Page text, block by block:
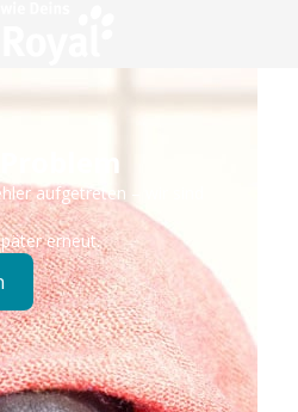
aufgetreten – wir sind
erneut.